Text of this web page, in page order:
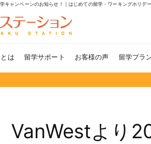
キャンペーンのお知らせ！｜はじめての留学・ワーキングホリデ
は 留学サポート お客様の声 留学プラ
VanWestより